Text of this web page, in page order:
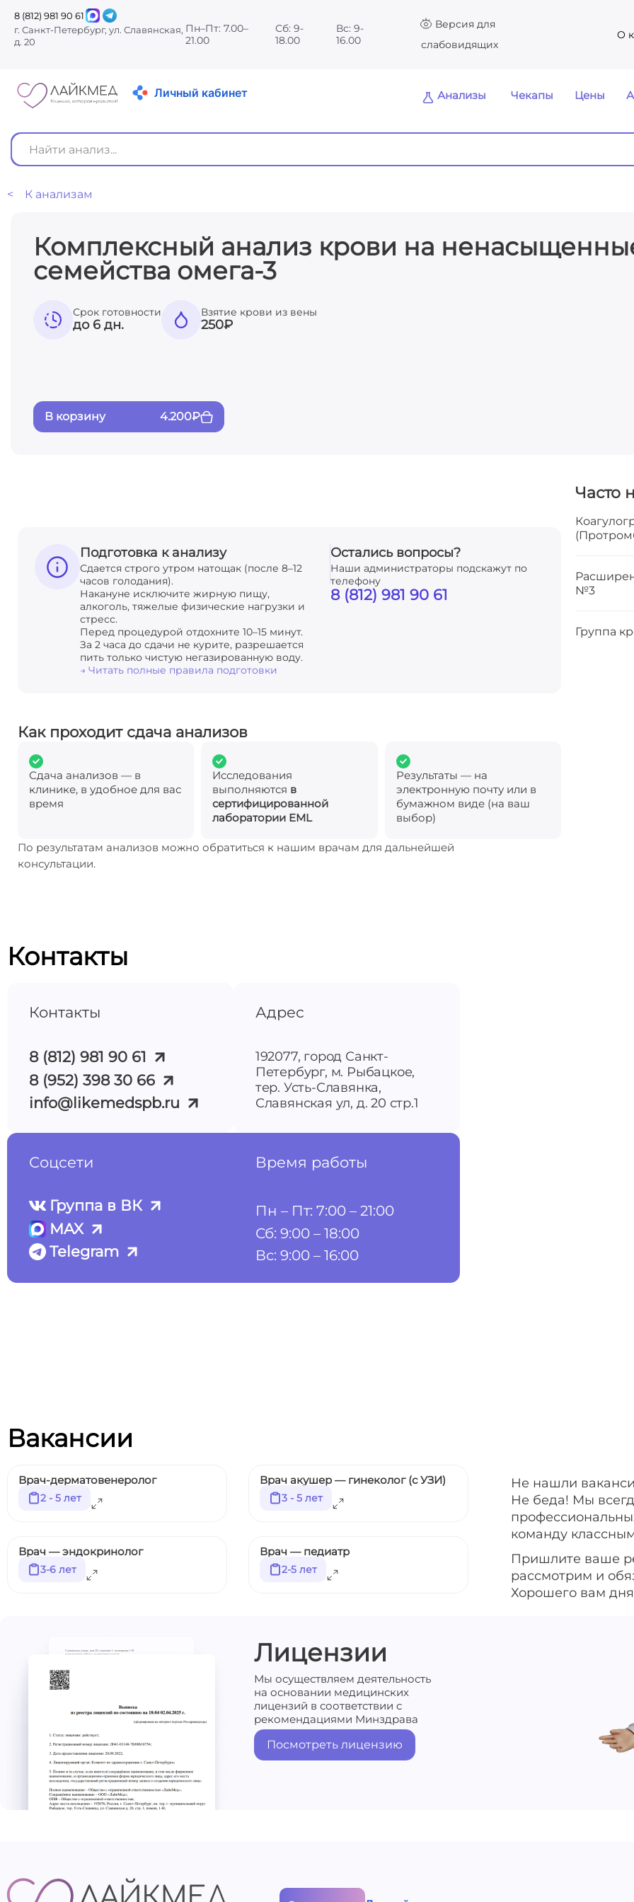
8 (812) 981 90 61
г. Санкт-Петербург, ул. Славянская,
д. 20
Пн–Пт: 7.00–
21.00
Сб: 9-
18.00
Вс: 9-
16.00
Версия для
слабовидящих
О
Личный кабинет Анализы Чекапы Цены
< К анализам
Комплексный анализ крови на
семейства омега-3
Срок готовности
до 6 дн.
Взятие крови из вены
250₽
В корзину 4.200₽
Подготовка к анализу
Сдается строго утром натощак (после 8–12
часов голодания).
Накануне исключите жирную пищу,
алкоголь, тяжелые физические нагрузки и
стресс.
Перед процедурой отдохните 10–15 минут.
За 2 часа до сдачи не курите, разрешается
пить только чистую негазированную воду.
→ Читать полные правила подготовки
Остались вопросы?
Наши администраторы подскажут по
телефону
8 (812) 981 90 61
Как проходит сдача анализов
Сдача анализов — в
клинике, в удобное для вас
время
Исследования
выполняются в
сертифицированной
лаборатории EML
Результаты — на
электронную почту или в
бумажном виде (на ваш
выбор)
По результатам анализов можно обратиться к нашим врачам для дальнейшей
консультации.
Часто
№3
Группа
Контакты
Контакты
8 (812) 981 90 61
8 (952) 398 30 66
info@likemedspb.ru
Адрес
192077, город Санкт-
Петербург, м. Рыбацкое,
тер. Усть-Славянка,
Славянская ул, д. 20 стр.1
Соцсети
Группа в ВК
MAX
Telegram
Время работы
Пн – Пт: 7:00 – 21:00
Сб: 9:00 – 18:00
Вс: 9:00 – 16:00
Вакансии
Врач-дерматовенеролог
2 - 5 лет
Врач акушер — гинеколог (с УЗИ)
3 - 5 лет
Врач — эндокринолог
3-6 лет
Врач — педиатр
2-5 лет
Не нашли
Не беда! Мы
команду
Пришлите ваше
рассмотрим и
Хорошего вам
Лицензии
Мы осуществляем деятельность
на основании медицинских
лицензий в соответствии с
рекомендациями Минздрава
Посмотреть лицензию